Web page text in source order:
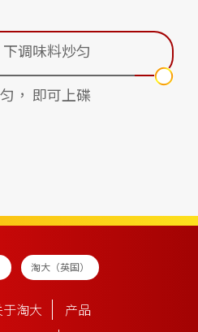
调味料炒匀
， 即可上碟
淘大（英国）
于淘大 产品